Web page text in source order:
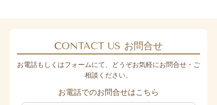
CONTACT US お問合せ
お電話もしくはフォームにて、どうぞお気軽にお問合せ・ご
相談ください。
お電話でのお問合せはこちら